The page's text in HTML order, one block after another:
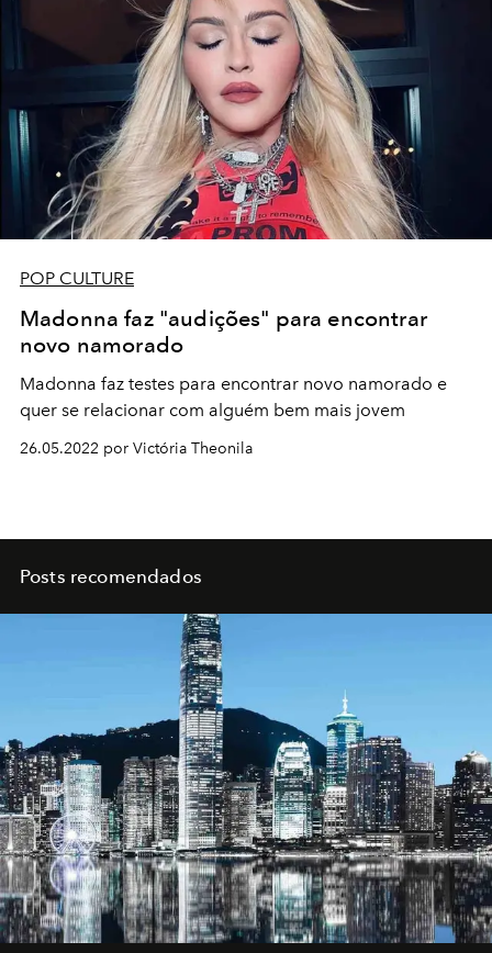
POP CULTURE
Madonna faz "audições" para encontrar
novo namorado
Madonna faz testes para encontrar novo namorado e
quer se relacionar com alguém bem mais jovem
26.05.2022 por Victória Theonila
Posts recomendados